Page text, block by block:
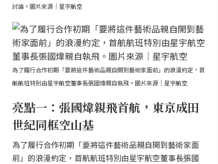
討論。圖片來源｜星宇航空
為了履行合作初期「要將這件藝術品親自開到藝術家面前」的浪漫約定，首
航航班特別由星宇航空董事長張國煒親自執飛。圖片來源｜星宇航空
亮點一：張國煒親飛首航，東京成田
世紀同框空山基
為了履行合作初期「要將這件藝術品親自開到藝術家面
前」的浪漫約定，首航航班特別由星宇航空董事長張國